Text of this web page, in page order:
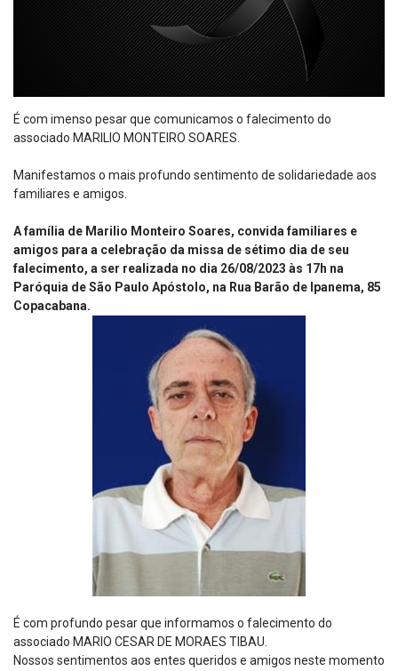
É com imenso pesar que comunicamos o falecimento do
associado MARILIO MONTEIRO SOARES.
Manifestamos o mais profundo sentimento de solidariedade aos
familiares e amigos.
A família de Marilio Monteiro Soares, convida familiares e
amigos para a celebração da missa de sétimo dia de seu
falecimento, a ser realizada no dia 26/08/2023 às 17h na
Paróquia de São Paulo Apóstolo, na Rua Barão de Ipanema, 85
Copacabana.
É com profundo pesar que informamos o falecimento do
associado MARIO CESAR DE MORAES TIBAU.
Nossos sentimentos aos entes queridos e amigos neste momento